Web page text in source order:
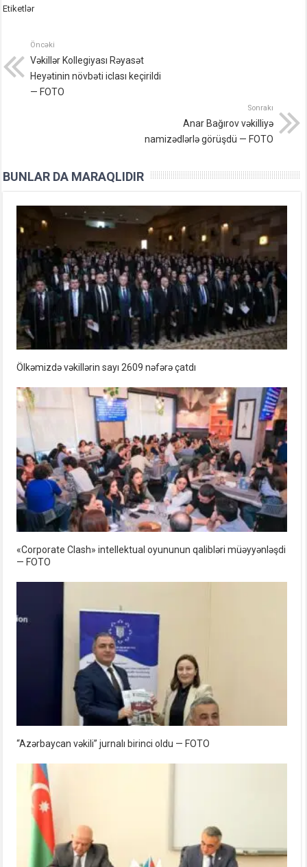
Etiketlər
Öncəki
Vəkillər Kollegiyası Rəyasət
Heyətinin növbəti iclası keçirildi
— FOTO
Sonrakı
Anar Bağırov vəkilliyə
namizədlərlə görüşdü — FOTO
BUNLAR DA MARAQLIDIR
Ölkəmizdə vəkillərin sayı 2609 nəfərə çatdı
«Corporate Clash» intellektual oyununun qalibləri müəyyənləşdi
— FOTO
“Azərbaycan vəkili” jurnalı birinci oldu — FOTO